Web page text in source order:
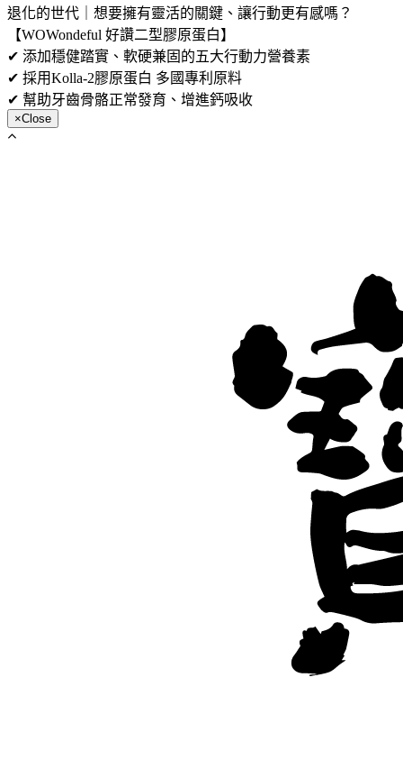
退化的世代｜想要擁有靈活的關鍵、讓行動更有感嗎？
【WOWondeful 好讚二型膠原蛋白】
✔ 添加穩健踏實、軟硬兼固的五大行動力營養素
✔ 採用Kolla-2膠原蛋白 多國專利原料
✔ 幫助牙齒骨骼正常發育、增進鈣吸收
×Close